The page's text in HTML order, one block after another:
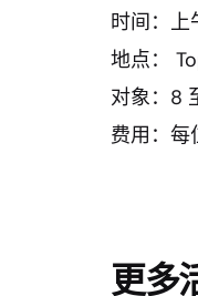
时间：上
地点：
对象：8
费用：每
更多